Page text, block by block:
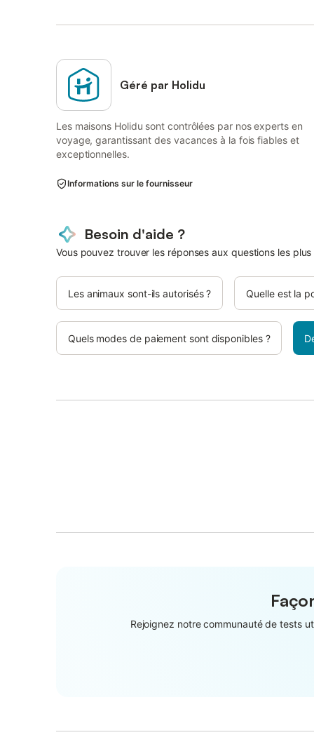
Géré par Holidu
Les maisons Holidu sont contrôlées par nos experts en
voyage, garantissant des vacances à la fois fiables et
exceptionnelles.
Informations sur le fournisseur
Besoin d'aide ?
Vous pouvez trouver les réponses aux questions les
Les animaux sont-ils autorisés ? Quelle est la
Quels modes de paiement sont disponibles ?
Rejoignez notre communauté de tests